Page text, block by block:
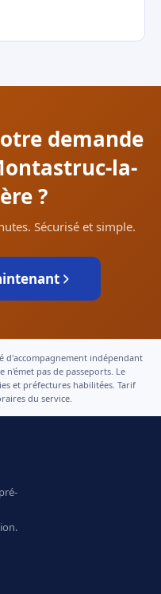
demande
la-
?
Sécurisé et simple.
d'accompagnement indépendant
n'émet pas de passeports. Le
et préfectures habilitées. Tarif
du service.